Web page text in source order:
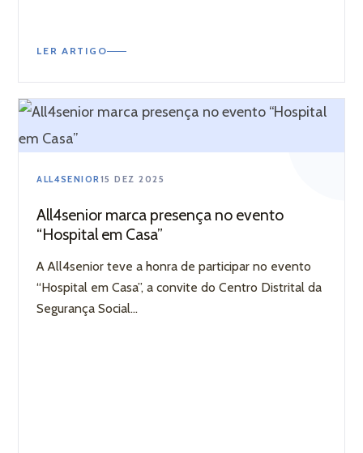
LER ARTIGO
ALL4SENIOR15 DEZ 2025
All4senior marca presença no evento
“Hospital em Casa”
A All4senior teve a honra de participar no evento
“Hospital em Casa”, a convite do Centro Distrital da
Segurança Social...